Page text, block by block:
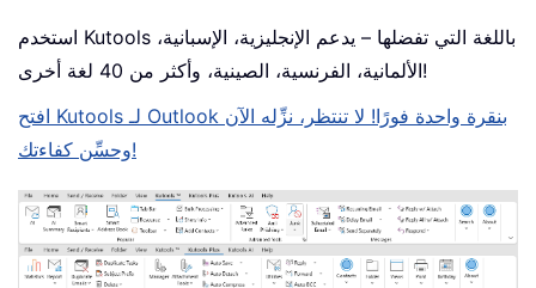
استخدم Kutools باللغة التي تفضلها – يدعم الإنجليزية، الإسبانية،
الألمانية، الفرنسية، الصينية، وأكثر من 40 لغة أخرى!
افتح Kutools لـ Outlook بنقرة واحدة فورًا! لا تنتظر، نزِّله الآن
وحسِّن كفاءتك!